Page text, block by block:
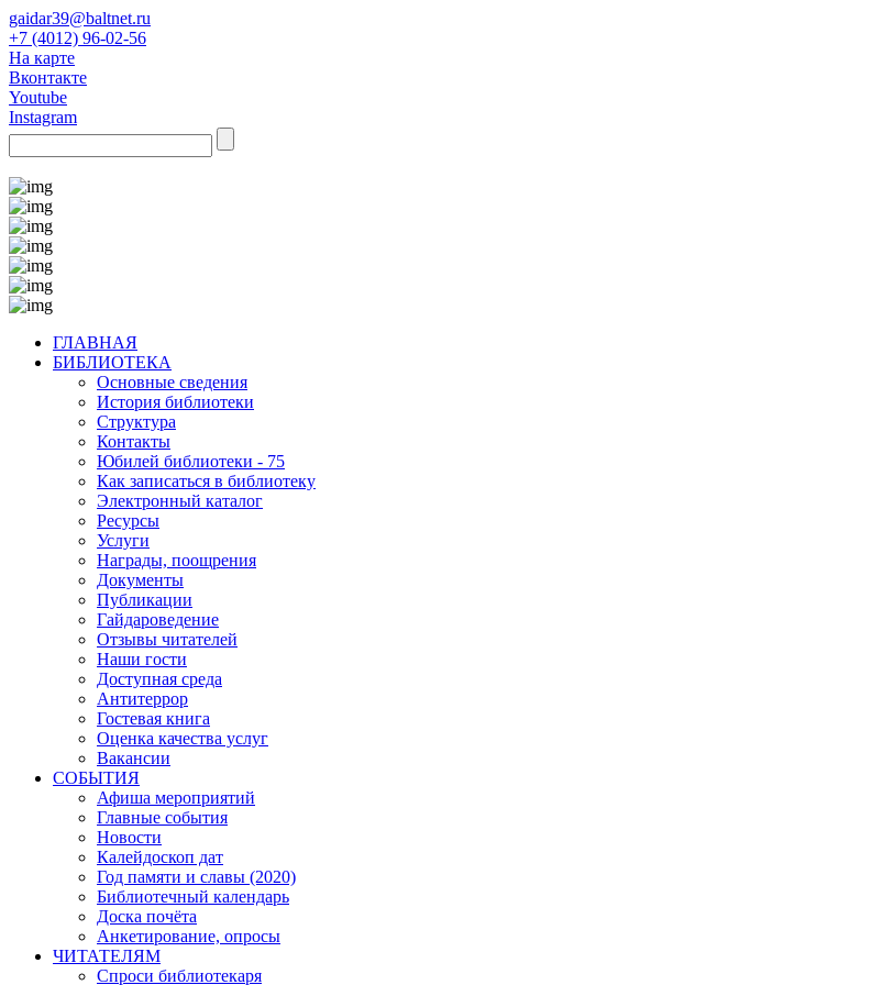
gaidar39@baltnet.ru
+7 (4012) 96-02-56
На карте
Вконтакте
Youtube
Instagram
ГЛАВНАЯ
БИБЛИОТЕКА
Основные сведения
История библиотеки
Структура
Контакты
Юбилей библиотеки - 75
Как записаться в библиотеку
Электронный каталог
Ресурсы
Услуги
Награды, поощрения
Документы
Публикации
Гайдароведение
Отзывы читателей
Наши гости
Доступная среда
Антитеррор
Гостевая книга
Оценка качества услуг
Вакансии
СОБЫТИЯ
Афиша мероприятий
Главные события
Новости
Калейдоскоп дат
Год памяти и славы (2020)
Библиотечный календарь
Доска почёта
Анкетирование, опросы
ЧИТАТЕЛЯМ
Спроси библиотекаря